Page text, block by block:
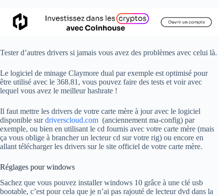
Tester d’autres drivers si jamais vous avez des problèmes avec celui là.
Le logiciel de minage Claymore dual par exemple est optimisé pour
être utilisé avec le 368.81, vous pouvez faire des tests et voir avec
lequel vous avez le meilleur hashrate !
Il faut mettre les drivers de votre carte mère à jour avec le logiciel
disponible surdriverscloud.com (anciennement ma-config) par
exemple, ou bien en utilisant le cd fournis avec votre carte mère (mais
ça vous oblige à brancher un lecteur cd sur votre rig) ou encore en
allant télécharger les drivers sur le site officiel de votre carte mère.
Réglages pour windows
Sachez que vous pouvez installer windows 10 grâce à une clé usb
bootable, c’est pour cela que je n’ai pas rajouté de lecteur dvd dans la